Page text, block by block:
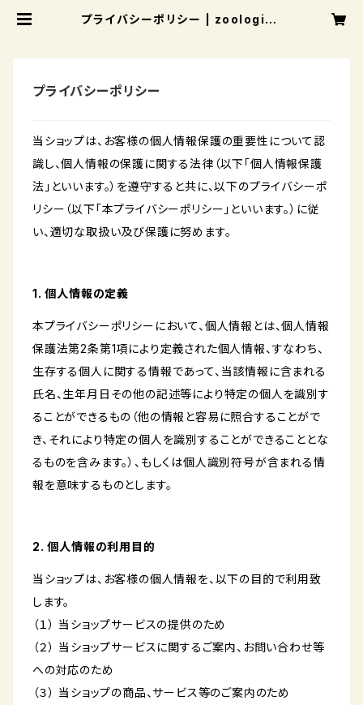
プライバシーポリシー | zoologiqu
プライバシーポリシー
当ショップは、お客様の個人情報保護の重要性について認
識し、個人情報の保護に関する法律（以下「個人情報保護
法」といいます。）を遵守すると共に、以下のプライバシーポ
リシー（以下「本プライバシーポリシー」といいます。）に従
い、適切な取扱い及び保護に努めます。
1. 個人情報の定義
本プライバシーポリシーにおいて、個人情報とは、個人情報
保護法第2条第1項により定義された個人情報、すなわち、
生存する個人に関する情報であって、当該情報に含まれる
氏名、生年月日その他の記述等により特定の個人を識別す
ることができるもの（他の情報と容易に照合することがで
き、それにより特定の個人を識別することができることとな
るものを含みます。）、もしくは個人識別符号が含まれる情
報を意味するものとします。
2. 個人情報の利用目的
当ショップは、お客様の個人情報を、以下の目的で利用致
します。
（１） 当ショップサービスの提供のため
（２） 当ショップサービスに関するご案内、お問い合わせ等
への対応のため
（３） 当ショップの商品、サービス等のご案内のため